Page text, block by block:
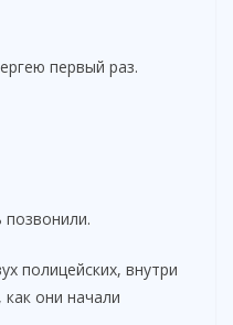
первый раз.
полицейских, внутри
они начали